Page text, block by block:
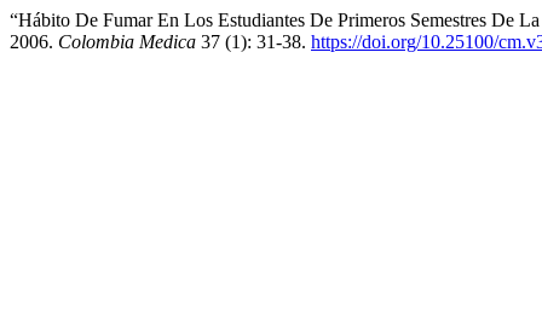
“Hábito De Fumar En Los Estudiantes De Primeros Semestres De
2006. Colombia Medica 37 (1): 31-38. https://doi.org/10.25100/